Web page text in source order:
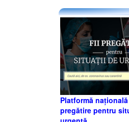
Platformă
pregătire pentru